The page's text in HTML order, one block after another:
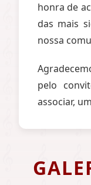
honra de
das mais
nossa
pelo
associar,